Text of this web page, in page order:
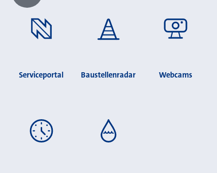
Chatbot laden?
Serviceportal Baustellenradar Webcams